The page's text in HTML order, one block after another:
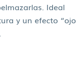
Ideal
y un efecto “ojo